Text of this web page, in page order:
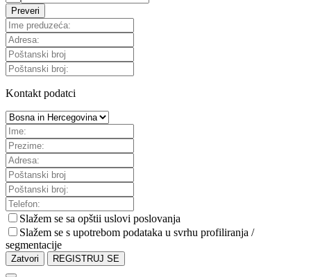
Preveri
Kontakt podatci
Slažem se sa opštii uslovi poslovanja
Slažem se s upotrebom podataka u svrhu profiliranja /
segmentacije
Zatvori REGISTRUJ SE